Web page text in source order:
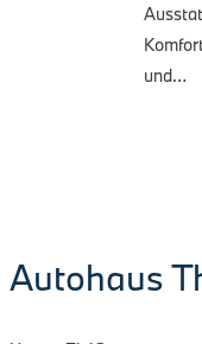
und…
Autohaus